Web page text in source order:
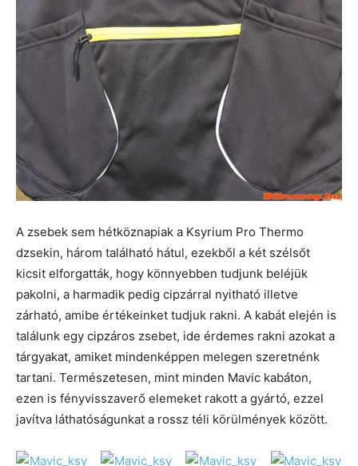
A zsebek sem hétköznapiak a Ksyrium Pro Thermo
dzsekin, három található hátul, ezekből a két szélsőt
kicsit elforgatták, hogy könnyebben tudjunk beléjük
pakolni, a harmadik pedig cipzárral nyitható illetve
zárható, amibe értékeinket tudjuk rakni. A kabát elején is
találunk egy cipzáros zsebet, ide érdemes rakni azokat a
tárgyakat, amiket mindenképpen melegen szeretnénk
tartani. Természetesen, mint minden Mavic kabáton,
ezen is fényvisszaverő elemeket rakott a gyártó, ezzel
javítva láthatóságunkat a rossz téli körülmények között.